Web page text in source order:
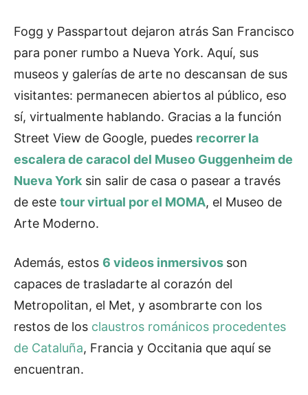
Fogg y Passpartout dejaron atrás San Francisco
para poner rumbo a Nueva York. Aquí, sus
museos y galerías de arte no descansan de sus
visitantes: permanecen abiertos al público, eso
sí, virtualmente hablando. Gracias a la función
Street View de Google, puedes recorrer la
escalera de caracol del Museo Guggenheim de
Nueva York sin salir de casa o pasear a través
de este tour virtual por el MOMA, el Museo de
Arte Moderno.
Además, estos 6 videos inmersivos son
capaces de trasladarte al corazón del
Metropolitan, el Met, y asombrarte con los
restos de los claustros románicos procedentes
de Cataluña, Francia y Occitania que aquí se
encuentran.